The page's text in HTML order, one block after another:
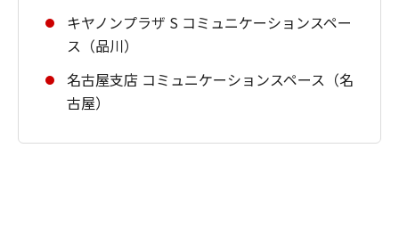
キヤノンプラザ S コミュニケーションスペー
ス（品川）
名古屋支店 コミュニケーションスペース（名
古屋）